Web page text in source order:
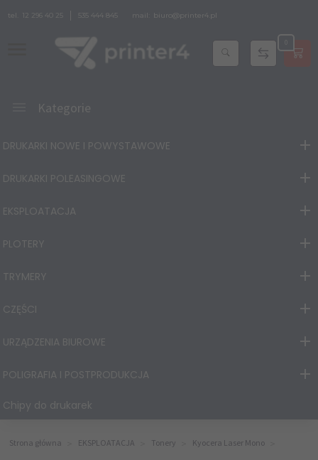
tel. 12 296 40 25 535 444 845 mail: biuro@printer4.pl
Kategorie
DRUKARKI NOWE I POWYSTAWOWE
DRUKARKI POLEASINGOWE
EKSPLOATACJA
PLOTERY
TRYMERY
CZĘŚCI
URZĄDZENIA BIUROWE
POLIGRAFIA I POSTPRODUKCJA
Chipy do drukarek
Strona główna EKSPLOATACJA Tonery Kyocera Laser Mono